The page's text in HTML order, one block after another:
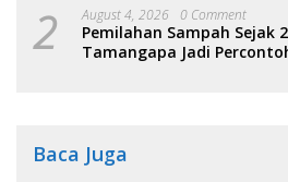
2 August 4, 2026 0 Comment
Pemilahan Sampah Sejak
Tamangapa Jadi
Baca Juga